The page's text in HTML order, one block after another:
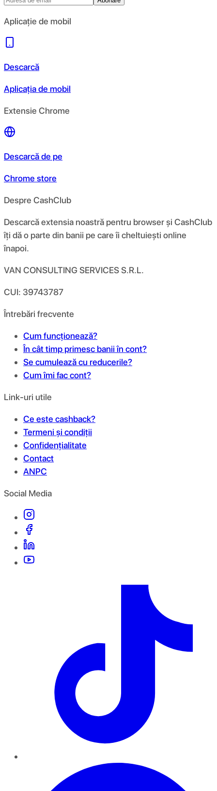
Aplicație de mobil
Descarcă
Aplicația de mobil
Extensie Chrome
Descarcă de pe
Chrome store
Despre CashClub
Descarcă extensia noastră pentru browser și CashClub
îți dă o parte din banii pe care îi cheltuiești online
înapoi.
VAN CONSULTING SERVICES S.R.L.
CUI: 39743787
Întrebări frecvente
Cum funcționează?
În cât timp primesc banii în cont?
Se cumulează cu reducerile?
Cum îmi fac cont?
Link-uri utile
Ce este cashback?
Termeni și condiții
Confidențialitate
Contact
ANPC
Social Media